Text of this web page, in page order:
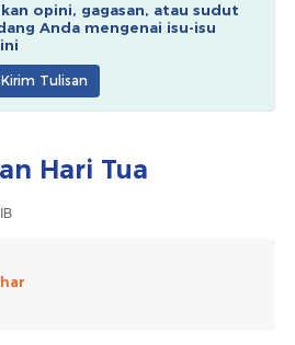
opini, gagasan, atau sudut
Anda mengenai isu-isu
Kirim Tulisan
Hari Tua